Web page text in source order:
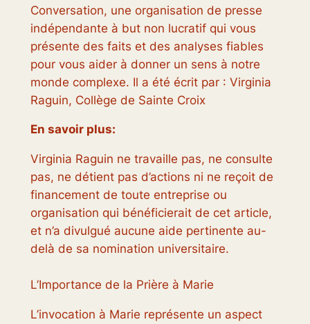
Conversation, une organisation de presse
indépendante à but non lucratif qui vous
présente des faits et des analyses fiables
pour vous aider à donner un sens à notre
monde complexe. Il a été écrit par : Virginia
Raguin, Collège de Sainte Croix
En savoir plus:
Virginia Raguin ne travaille pas, ne consulte
pas, ne détient pas d’actions ni ne reçoit de
financement de toute entreprise ou
organisation qui bénéficierait de cet article,
et n’a divulgué aucune aide pertinente au-
delà de sa nomination universitaire.
L’Importance de la Prière à Marie
L’invocation à Marie représente un aspect